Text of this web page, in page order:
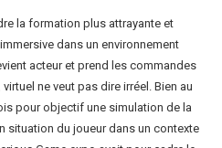
la formation plus attrayante et
dans un environnement
acteur et prend les commandes
ne veut pas dire irréel. Bien au
pour objectif une simulation de la
situation du joueur dans un contexte